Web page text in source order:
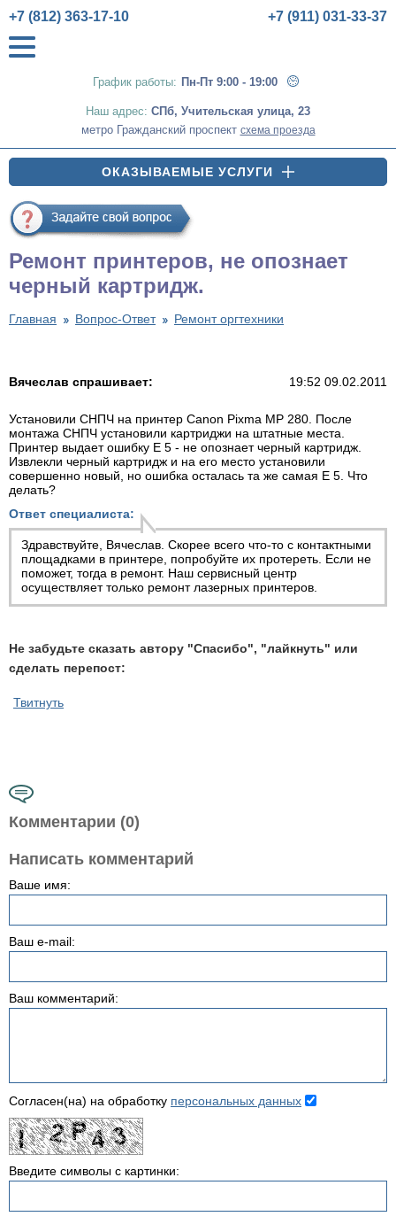
График работы: Пн-Пт 9:00 - 19:00
+7 (812) 363-17-10 +7 (911) 031-33-37
Наш адрес: СПб, Учительская улица, 23
метро Гражданский проспект схема проезда
ОКАЗЫВАЕМЫЕ УСЛУГИ
Ремонт принтеров, не опознает
черный картридж.
Главная Вопрос-Ответ Ремонт оргтехники
Вячеслав спрашивает: 19:52 09.02.2011
Установили СНПЧ на принтер Canon Pixma MP 280. После
монтажа СНПЧ установили картриджи на штатные места.
Принтер выдает ошибку Е 5 - не опознает черный картридж.
Извлекли черный картридж и на его место установили
совершенно новый, но ошибка осталась та же самая Е 5. Что
делать?
Ответ специалиста:
Здравствуйте, Вячеслав. Скорее всего что-то с контактными
площадками в принтере, попробуйте их протереть. Если не
поможет, тогда в ремонт. Наш сервисный центр
осуществляет только ремонт лазерных принтеров
Не забудьте сказать автору "Спасибо", "лайкнуть" или
сделать перепост:
Твитнуть
Комментарии (0)
Написать комментарий
Ваше имя:
Ваш e-mail:
Ваш комментарий:
Согласен(на) на обработку персональных данных
Введите символы с картинки: